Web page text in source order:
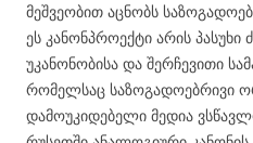
მეშვეობით აცნობს
ეს კანონპროექტი არის
უკანონობისა და შერჩევითი
რომელსაც საზოგადოებრივი
დამოუკიდებელი მედია